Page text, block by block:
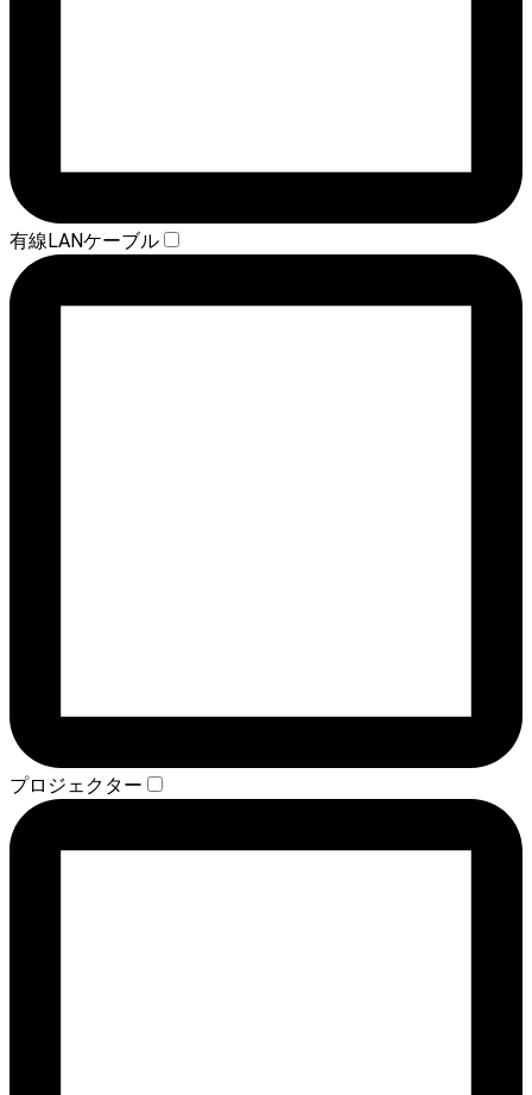
有線LANケーブル
プロジェクター